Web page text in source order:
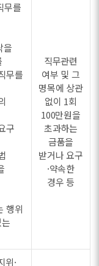
무를
을
무를
구
행위
직무관련
여부 및 그
명목에 상관
없이 1회
100만원을
초과하는
금품을
받거나 요구
·약속한
경우 등
위·